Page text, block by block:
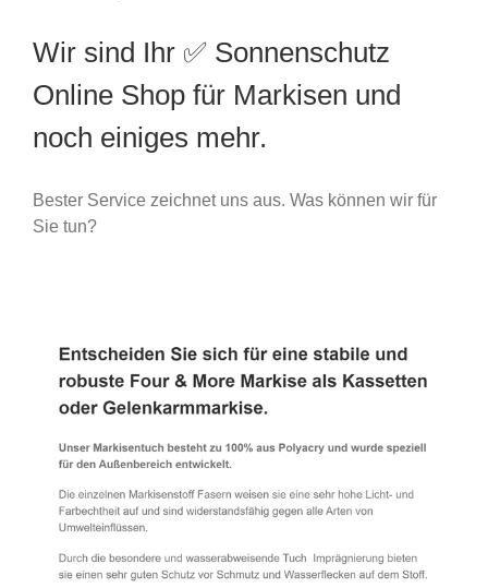
Wir sind Ihr ✅ Sonnenschutz
Online Shop für Markisen und
noch einiges mehr.
Bester Service zeichnet uns aus. Was können wir für
Sie tun?